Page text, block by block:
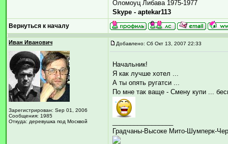
Оломоуц Либава 1975-1977
Skype - aptekar113
Вернуться к началу
Иван Иванович
Зарегистрирован: Sep 01, 2006
Сообщения: 1985
Откуда: деревушка под Москвой
Добавлено: Сб Окт 13, 2007 22:33
Начальник!
Я как лучше хотел ...
А ты опять ругатси ...
По мне так ваще - Смену купи ...
Градчаны-Высоке Мито-Шумперк-